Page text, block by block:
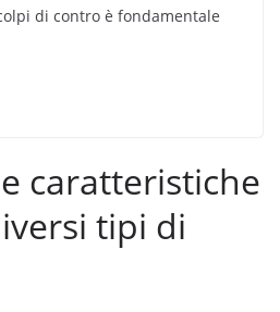
di contro è fondamentale
caratteristiche
tipi di